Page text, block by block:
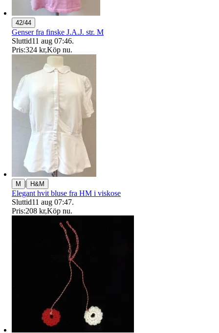
42/44
Genser fra finske J.A.J. str. M
Sluttid11 aug 07:46.
Pris:324 kr,Köp nu.
M | H&M
Elegant hvit bluse fra HM i viskose
Sluttid11 aug 07:47.
Pris:208 kr,Köp nu.